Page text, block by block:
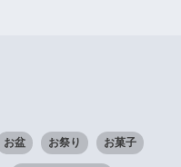
お盆 お祭り お菓子